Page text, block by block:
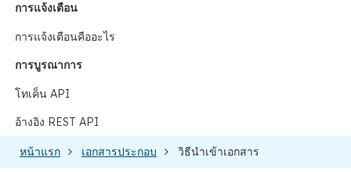
การแจ้งเตือน
การแจ้งเตือนคืออะไร
การบูรณาการ
โทเค็น API
อ้างอิง REST API
หน้าแรก เอกสารประกอบ วิธีนำเข้าเอกสาร